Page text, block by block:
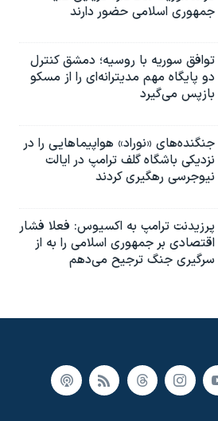
جمهوری اسلامی حضور دارند
توافق سوریه با روسیه؛ دمشق کنترل
دو پایگاه مهم مدیترانه‌ای را از مسکو
بازپس می‌گیرد
جنگنده‌های «نوراد» هواپیماهایی را در
نزدیکی باشگاه گلف ترامپ در ایالت
نیوجرسی رهگیری کردند
پرزیدنت ترامپ به اکسیوس: فعلا فشار
اقتصادی بر جمهوری اسلامی را به از
سرگیری جنگ ترجیح می‌دهم